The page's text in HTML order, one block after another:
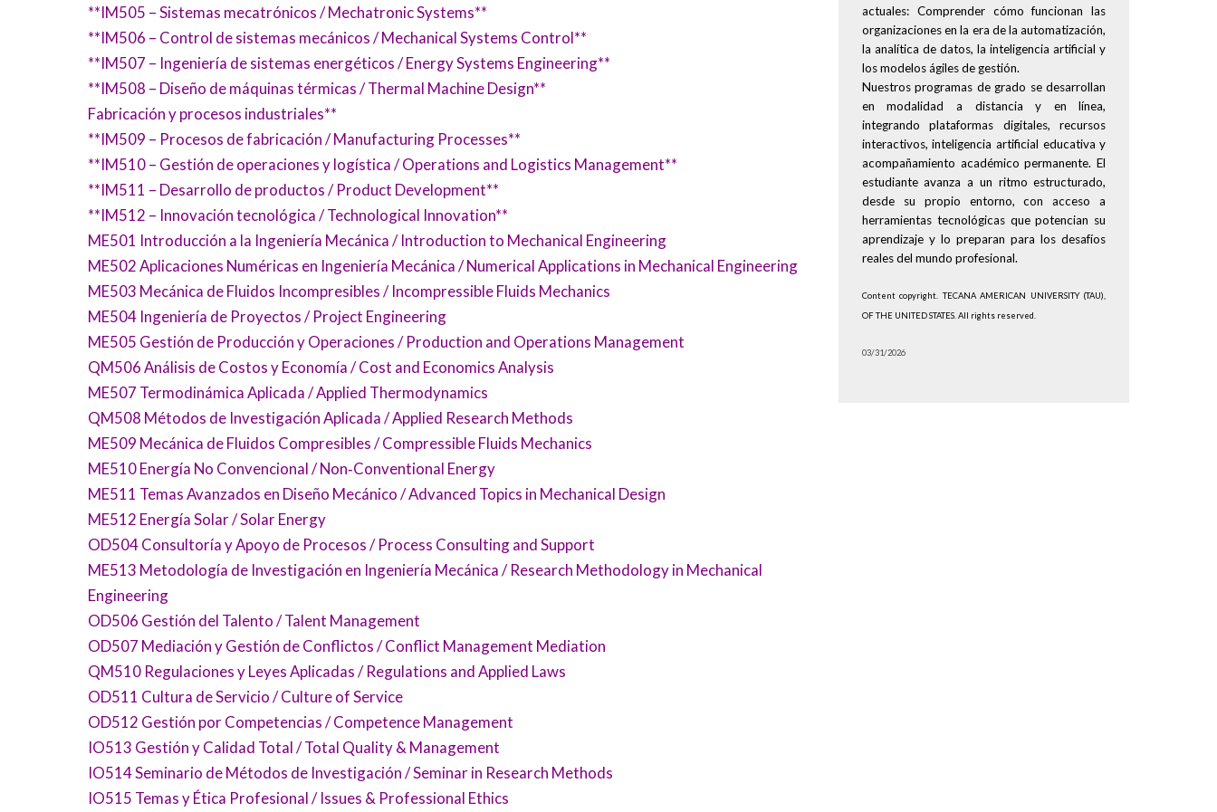
**IM505 – Sistemas mecatrónicos / Mechatronic Systems**
**IM506 – Control de sistemas mecánicos / Mechanical Systems Control**
**IM507 – Ingeniería de sistemas energéticos / Energy Systems Engineering**
**IM508 – Diseño de máquinas térmicas / Thermal Machine Design**
Fabricación y procesos industriales**
**IM509 – Procesos de fabricación / Manufacturing Processes**
**IM510 – Gestión de operaciones y logística / Operations and Logistics Management**
**IM511 – Desarrollo de productos / Product Development**
**IM512 – Innovación tecnológica / Technological Innovation**
ME501 Introducción a la Ingeniería Mecánica / Introduction to Mechanical Engineering
ME502 Aplicaciones Numéricas en Ingeniería Mecánica / Numerical Applications in Mechanical Engineering
ME503 Mecánica de Fluidos Incompresibles / Incompressible Fluids Mechanics
ME504 Ingeniería de Proyectos / Project Engineering
ME505 Gestión de Producción y Operaciones / Production and Operations Management
QM506 Análisis de Costos y Economía / Cost and Economics Analysis
ME507 Termodinámica Aplicada / Applied Thermodynamics
QM508 Métodos de Investigación Aplicada / Applied Research Methods
ME509 Mecánica de Fluidos Compresibles / Compressible Fluids Mechanics
ME510 Energía No Convencional / Non‑Conventional Energy
ME511 Temas Avanzados en Diseño Mecánico / Advanced Topics in Mechanical Design
ME512 Energía Solar / Solar Energy
OD504 Consultoría y Apoyo de Procesos / Process Consulting and Support
ME513 Metodología de Investigación en Ingeniería Mecánica / Research Methodology in Mechanical
Engineering
OD506 Gestión del Talento / Talent Management
OD507 Mediación y Gestión de Conflictos / Conflict Management Mediation
QM510 Regulaciones y Leyes Aplicadas / Regulations and Applied Laws
OD511 Cultura de Servicio / Culture of Service
OD512 Gestión por Competencias / Competence Management
IO513 Gestión y Calidad Total / Total Quality & Management
IO514 Seminario de Métodos de Investigación / Seminar in Research Methods
IO515 Temas y Ética Profesional / Issues & Professional Ethics
actuales: Comprender cómo funcionan las
organizaciones en la era de la automatización,
la analítica de datos, la inteligencia artificial y
los modelos ágiles de gestión.
Nuestros programas de grado se desarrollan
en modalidad a distancia y en línea,
integrando plataformas digitales, recursos
interactivos, inteligencia artificial educativa y
acompañamiento académico permanente. El
estudiante avanza a un ritmo estructurado,
desde su propio entorno, con acceso a
herramientas tecnológicas que potencian su
aprendizaje y lo preparan para los desafíos
reales del mundo profesional.
Content copyright. TECANA AMERICAN UNIVERSITY (TAU),
OF THE UNITED STATES. All rights reserved.
03/31/2026